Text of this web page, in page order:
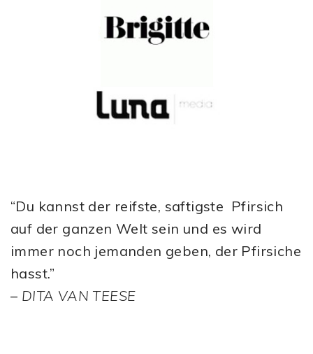
“Du kannst der reifste, saftigste Pfirsich
auf der ganzen Welt sein und es wird
immer noch jemanden geben, der Pfirsiche
hasst.”
– DITA VAN TEESE